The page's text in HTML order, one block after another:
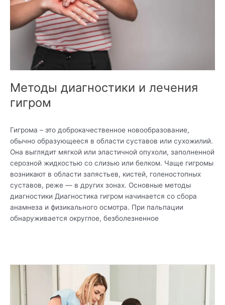
Методы диагностики и лечения
гигром
Гигрома – это доброкачественное новообразование,
обычно образующееся в области суставов или сухожилий.
Она выглядит мягкой или эластичной опухоли, заполненной
серозной жидкостью со слизью или белком. Чаще гигромы
возникают в области запястьев, кистей, голеностопных
суставов, реже — в других зонах. Основные методы
диагностики Диагностика гигром начинается со сбора
анамнеза и физикального осмотра. При пальпации
обнаруживается округлое, безболезненное
гигром
Реабилитация